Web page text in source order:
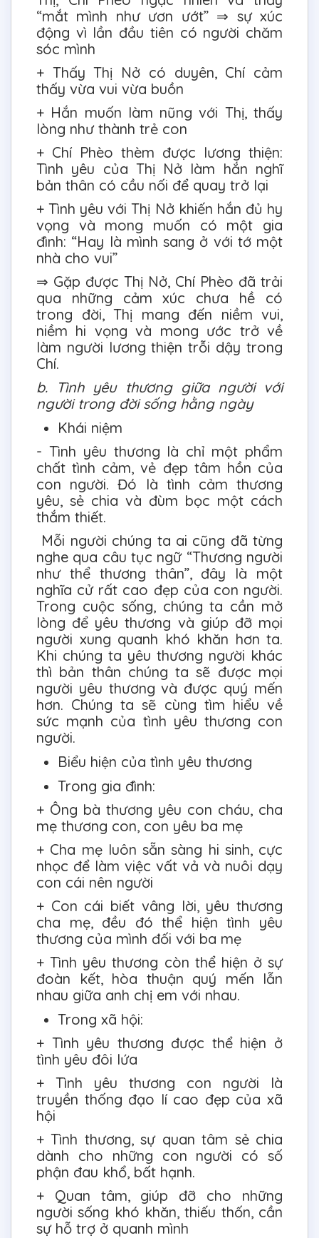
“mắt mình như ươn ướt” ⇒ sự xúc
động vì lần đầu tiên có người chăm
sóc mình
+ Thấy Thị Nở có duyên, Chí cảm
thấy vừa vui vừa buồn
+ Hắn muốn làm nũng với Thị, thấy
lòng như thành trẻ con
+ Chí Phèo thèm được lương thiện:
Tình yêu của Thị Nở làm hắn nghĩ
bản thân có cầu nối để quay trở lại
+ Tình yêu với Thị Nở khiến hắn đủ hy
vọng và mong muốn có một gia
đình: “Hay là mình sang ở với tớ một
nhà cho vui”
⇒ Gặp được Thị Nở, Chí Phèo đã trải
qua những cảm xúc chưa hề có
trong đời, Thị mang đến niềm vui,
niềm hi vọng và mong ước trở về
làm người lương thiện trỗi dậy trong
Chí.
b. Tình yêu thương giữa người với
người trong đời sống hằng ngày
Khái niệm
- Tình yêu thương là chỉ một phẩm
chất tình cảm, vẻ đẹp tâm hồn của
con người. Đó là tình cảm thương
yêu, sẻ chia và đùm bọc một cách
thắm thiết.
Mỗi người chúng ta ai cũng đã từng
nghe qua câu tục ngữ “Thương người
như thể thương thân”, đây là một
nghĩa cử rất cao đẹp của con người.
Trong cuộc sống, chúng ta cần mở
lòng để yêu thương và giúp đỡ mọi
người xung quanh khó khăn hơn ta.
Khi chúng ta yêu thương người khác
thì bản thân chúng ta sẽ được mọi
người yêu thương và được quý mến
hơn. Chúng ta sẽ cùng tìm hiểu về
sức mạnh của tình yêu thương con
người.
Biểu hiện của tình yêu thương
Trong gia đình:
+ Ông bà thương yêu con cháu, cha
mẹ thương con, con yêu ba mẹ
+ Cha mẹ luôn sẵn sàng hi sinh, cực
nhọc để làm việc vất vả và nuôi dạy
con cái nên người
+ Con cái biết vâng lời, yêu thương
cha mẹ, đều đó thể hiện tình yêu
thương của mình đối với ba mẹ
+ Tình yêu thương còn thể hiện ở sự
đoàn kết, hòa thuận quý mến lẫn
nhau giữa anh chị em với nhau.
Trong xã hội:
+ Tình yêu thương được thể hiện ở
tình yêu đôi lứa
+ Tình yêu thương con người là
truyền thống đạo lí cao đẹp của xã
hội
+ Tình thương, sự quan tâm sẻ chia
dành cho những con người có số
phận đau khổ, bất hạnh.
+ Quan tâm, giúp đỡ cho những
người sống khó khăn, thiếu thốn, cần
sự hỗ trợ ở quanh mình